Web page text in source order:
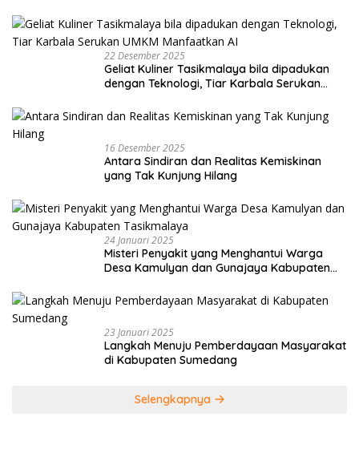
22 Desember 2025
Geliat Kuliner Tasikmalaya bila dipadukan
dengan Teknologi, Tiar Karbala Serukan
16 Desember 2025
Antara Sindiran dan Realitas Kemiskinan
yang Tak Kunjung Hilang
24 Januari 2025
Misteri Penyakit yang Menghantui Warga
Desa Kamulyan dan Gunajaya Kabupaten
23 Januari 2025
Langkah Menuju Pemberdayaan Masyarakat
di Kabupaten Sumedang
Selengkapnya